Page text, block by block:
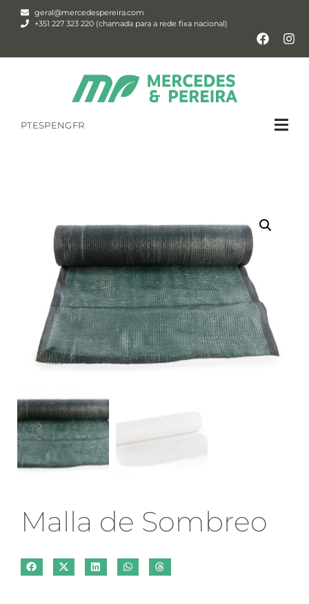
geral@mercedespereira.com
+351 227 323 220 (chamada para a rede fixa nacional)
PTESPENGFR
Malla de Sombreo